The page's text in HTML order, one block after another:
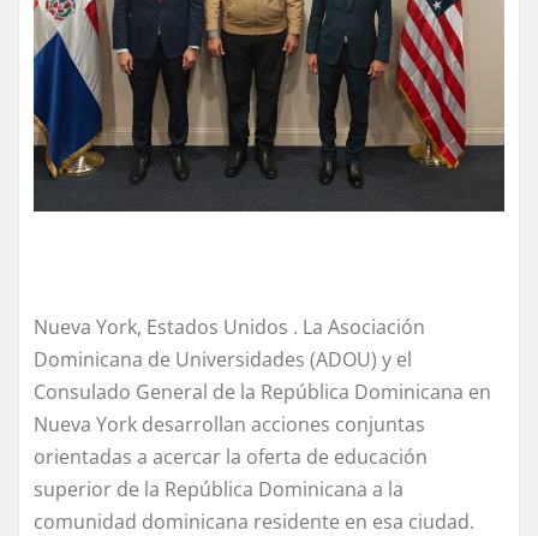
Nueva York, Estados Unidos . La Asociación
Dominicana de Universidades (ADOU) y el
Consulado General de la República Dominicana en
Nueva York desarrollan acciones conjuntas
orientadas a acercar la oferta de educación
superior de la República Dominicana a la
comunidad dominicana residente en esa ciudad.